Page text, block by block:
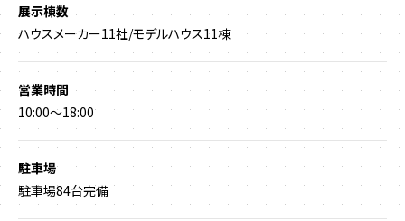
展示棟数
ハウスメーカー11社/モデルハウス11棟
営業時間
10:00～18:00
駐車場
駐車場84台完備